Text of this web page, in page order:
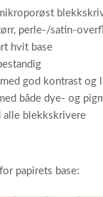
perle-/satin-
hvit base
god kontrast og
både dye- og
alle blekkskrivere
papirets base: